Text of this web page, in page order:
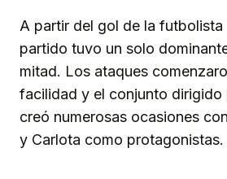
A partir del gol de la futbolista
partido tuvo un solo
mitad. Los ataques
facilidad y el conjunto dirigido
creó numerosas ocasiones
y Carlota como protagonistas.